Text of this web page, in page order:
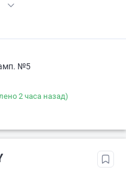
амп. №5
2 часа назад)